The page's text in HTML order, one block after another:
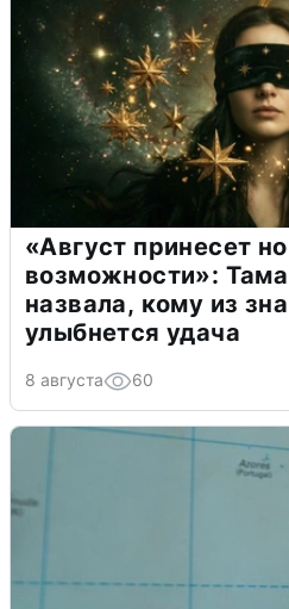
«Август принесет
возможности»:
назвала, кому из
улыбнется удача
8 августа 60